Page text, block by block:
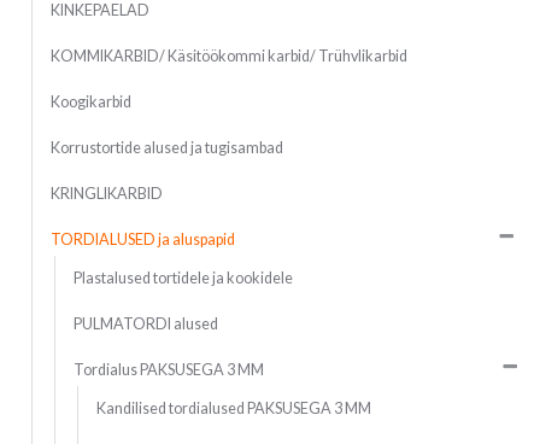
KINKEPAELAD
KOMMIKARBID/ Käsitöökommi karbid/ Trühvlikarbid
Koogikarbid
Korrustortide alused ja tugisambad
KRINGLIKARBID
TORDIALUSED ja aluspapid
Plastalused tortidele ja kookidele
PULMATORDI alused
Tordialus PAKSUSEGA 3 MM
Kandilised tordialused PAKSUSEGA 3 MM